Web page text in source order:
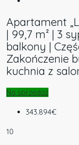
Apartament
| 99,7 m² | 3
balkony |
Zakończenie
kuchnia z
Na sprzedaż
343.894€
10